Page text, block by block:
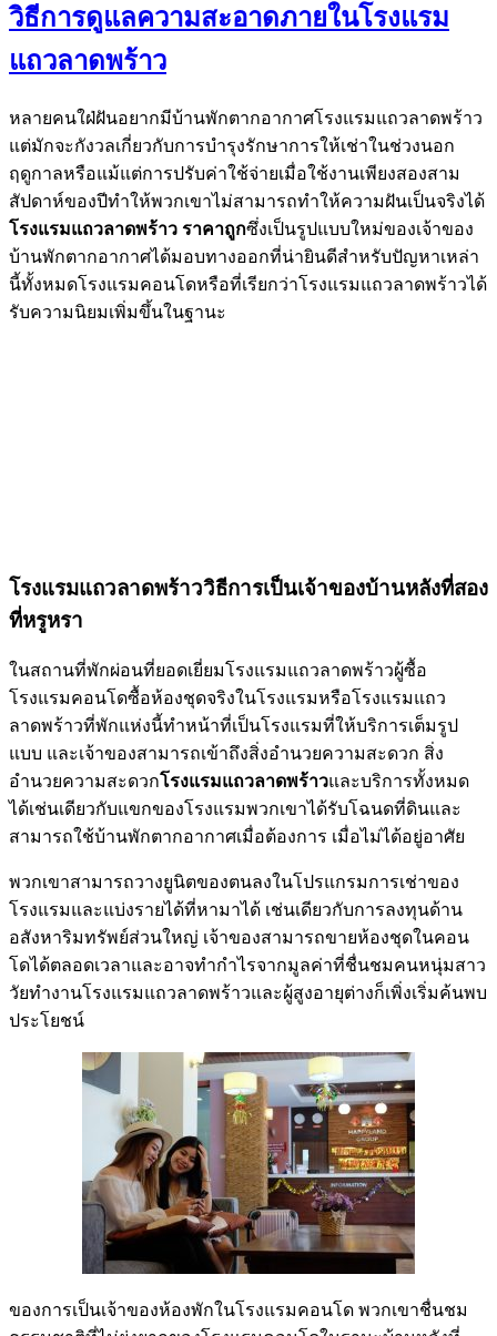
วิธีการดูแลความสะอาดภายในโรงแรม
แถวลาดพร้าว
หลายคนใฝ่ฝันอยากมีบ้านพักตากอากาศโรงแรมแถวลาดพร้าว
แต่มักจะกังวลเกี่ยวกับการบำรุงรักษาการให้เช่าในช่วงนอก
ฤดูกาลหรือแม้แต่การปรับค่าใช้จ่ายเมื่อใช้งานเพียงสองสาม
สัปดาห์ของปีทำให้พวกเขาไม่สามารถทำให้ความฝันเป็นจริงได้
โรงแรมแถวลาดพร้าว ราคาถูกซึ่งเป็นรูปแบบใหม่ของเจ้าของ
บ้านพักตากอากาศได้มอบทางออกที่น่ายินดีสำหรับปัญหาเหล่า
นี้ทั้งหมดโรงแรมคอนโดหรือที่เรียกว่าโรงแรมแถวลาดพร้าวได้
รับความนิยมเพิ่มขึ้นในฐานะ
โรงแรมแถวลาดพร้าววิธีการเป็นเจ้าของบ้านหลังที่สอง
ที่หรูหรา
ในสถานที่พักผ่อนที่ยอดเยี่ยมโรงแรมแถวลาดพร้าวผู้ซื้อ
โรงแรมคอนโดซื้อห้องชุดจริงในโรงแรมหรือโรงแรมแถว
ลาดพร้าวที่พักแห่งนี้ทำหน้าที่เป็นโรงแรมที่ให้บริการเต็มรูป
แบบ และเจ้าของสามารถเข้าถึงสิ่งอำนวยความสะดวก สิ่ง
อำนวยความสะดวกโรงแรมแถวลาดพร้าวและบริการทั้งหมด
ได้เช่นเดียวกับแขกของโรงแรมพวกเขาได้รับโฉนดที่ดินและ
สามารถใช้บ้านพักตากอากาศเมื่อต้องการ เมื่อไม่ได้อยู่อาศัย
พวกเขาสามารถวางยูนิตของตนลงในโปรแกรมการเช่าของ
โรงแรมและแบ่งรายได้ที่หามาได้ เช่นเดียวกับการลงทุนด้าน
อสังหาริมทรัพย์ส่วนใหญ่ เจ้าของสามารถขายห้องชุดในคอน
โดได้ตลอดเวลาและอาจทำกำไรจากมูลค่าที่ชื่นชมคนหนุ่มสาว
วัยทำงานโรงแรมแถวลาดพร้าวและผู้สูงอายุต่างก็เพิ่งเริ่มค้นพบ
ประโยชน์
ของการเป็นเจ้าของห้องพักในโรงแรมคอนโด พวกเขาชื่นชม